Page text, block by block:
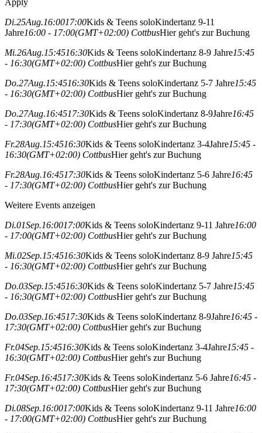
Apply
Di.25Aug.16:0017:00Kids & Teens soloKindertanz 9-11
Jahre16:00 - 17:00(GMT+02:00) CottbusHier geht's zur Buchung
Mi.26Aug.15:4516:30Kids & Teens soloKindertanz 8-9 Jahre15:45
- 16:30(GMT+02:00) CottbusHier geht's zur Buchung
Do.27Aug.15:4516:30Kids & Teens soloKindertanz 5-7 Jahre15:45
- 16:30(GMT+02:00) CottbusHier geht's zur Buchung
Do.27Aug.16:4517:30Kids & Teens soloKindertanz 8-9Jahre16:45
- 17:30(GMT+02:00) CottbusHier geht's zur Buchung
Fr.28Aug.15:4516:30Kids & Teens soloKindertanz 3-4Jahre15:45 -
16:30(GMT+02:00) CottbusHier geht's zur Buchung
Fr.28Aug.16:4517:30Kids & Teens soloKindertanz 5-6 Jahre16:45
- 17:30(GMT+02:00) CottbusHier geht's zur Buchung
Weitere Events anzeigen
Di.01Sep.16:0017:00Kids & Teens soloKindertanz 9-11 Jahre16:00
- 17:00(GMT+02:00) CottbusHier geht's zur Buchung
Mi.02Sep.15:4516:30Kids & Teens soloKindertanz 8-9 Jahre15:45
- 16:30(GMT+02:00) CottbusHier geht's zur Buchung
Do.03Sep.15:4516:30Kids & Teens soloKindertanz 5-7 Jahre15:45
- 16:30(GMT+02:00) CottbusHier geht's zur Buchung
Do.03Sep.16:4517:30Kids & Teens soloKindertanz 8-9Jahre16:45 -
17:30(GMT+02:00) CottbusHier geht's zur Buchung
Fr.04Sep.15:4516:30Kids & Teens soloKindertanz 3-4Jahre15:45 -
16:30(GMT+02:00) CottbusHier geht's zur Buchung
Fr.04Sep.16:4517:30Kids & Teens soloKindertanz 5-6 Jahre16:45 -
17:30(GMT+02:00) CottbusHier geht's zur Buchung
Di.08Sep.16:0017:00Kids & Teens soloKindertanz 9-11 Jahre16:00
- 17:00(GMT+02:00) CottbusHier geht's zur Buchung